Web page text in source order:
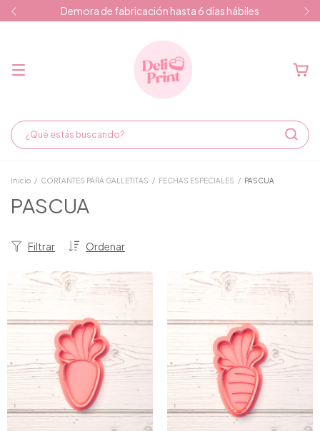
Demora de fabricación hasta 6 días hábiles
Inicio / CORTANTES PARA GALLETITAS / FECHAS ESPECIALES / PASCUA
PASCUA
Ordenar
Filtrar